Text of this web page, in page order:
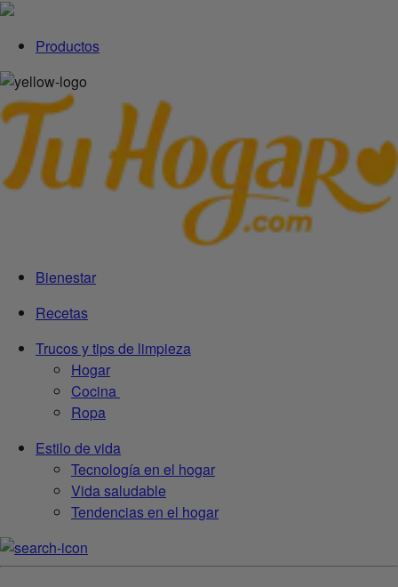
Productos
Bienestar
Recetas
Trucos y tips de limpieza
Hogar
Cocina
Ropa
Estilo de vida
Tecnología en el hogar
Vida saludable
Tendencias en el hogar